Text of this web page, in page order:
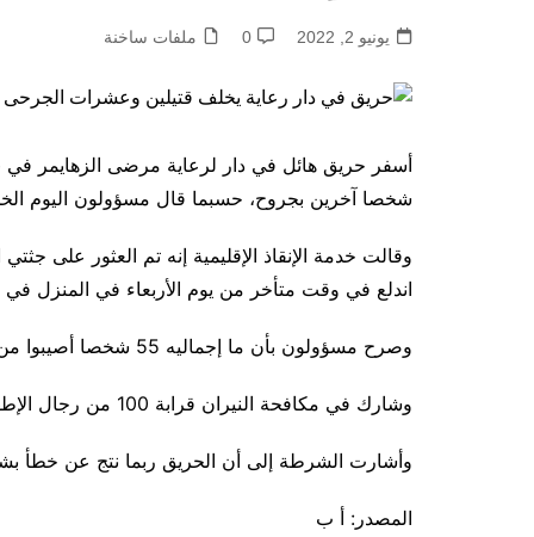
يونيو 2, 2022 0 ملفات ساخنة
شخصا آخرين بجروح، حسبما قال مسؤولون اليوم
وقالت خدمة الإنقاذ الإقليمية إنه تم العثور على
اندلع في وقت متأخر من يوم الأربعاء في المنزل
وصرح مسؤولون بأن ما إجماليه 55 شخصا أصيبوا من بينهم اثنان في حالة حرجة.
وشارك في مكافحة النيران قرابة 100 من رجال الإطفاء.
وأشارت الشرطة إلى أن الحريق ربما نتج عن خطأ
المصدر: أ ب